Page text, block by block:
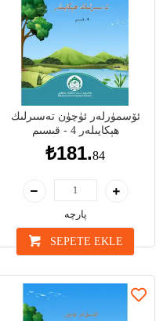
ئۆسمۈرلەر ئۈچۈن تەسىرلىك
ھېكايىلەر 4 - قىسىم
₺181.84
پارچە
SEPETE EKLE